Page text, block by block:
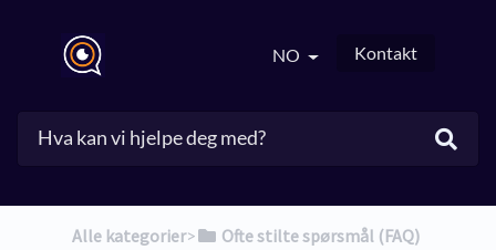
NO Kontakt
Alle kategorier​>​ ​Ofte stilte spørsmål (FAQ)